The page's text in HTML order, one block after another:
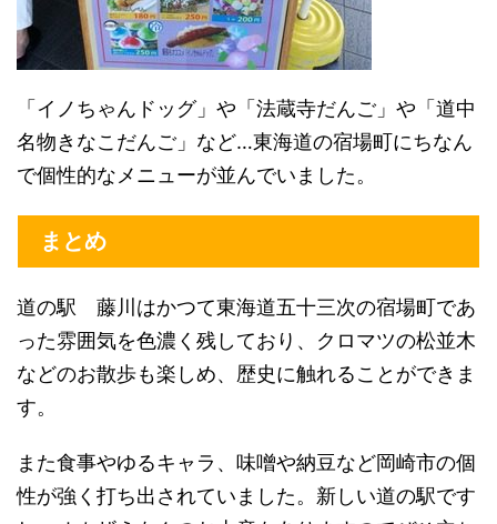
「イノちゃんドッグ」や「法蔵寺だんご」や「道中
名物きなこだんご」など…東海道の宿場町にちなん
で個性的なメニューが並んでいました。
まとめ
道の駅 藤川はかつて東海道五十三次の宿場町であ
った雰囲気を色濃く残しており、クロマツの松並木
などのお散歩も楽しめ、歴史に触れることができま
す。
また食事やゆるキャラ、味噌や納豆など岡崎市の個
性が強く打ち出されていました。新しい道の駅です